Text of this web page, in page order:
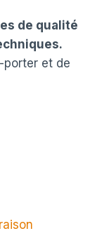
de qualité
porter et de